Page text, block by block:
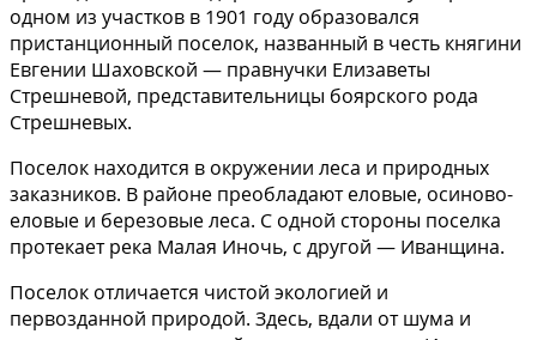
одном из участков в 1901 году образовался
пристанционный поселок, названный в честь княгини
Евгении Шаховской — правнучки Елизаветы
Стрешневой, представительницы боярского рода
Стрешневых.
Поселок находится в окружении леса и природных
заказников. В районе преобладают еловые, осиново-
еловые и березовые леса. С одной стороны поселка
протекает река Малая Иночь, с другой — Иванщина.
Поселок отличается чистой экологией и
первозданной природой. Здесь, вдали от шума и